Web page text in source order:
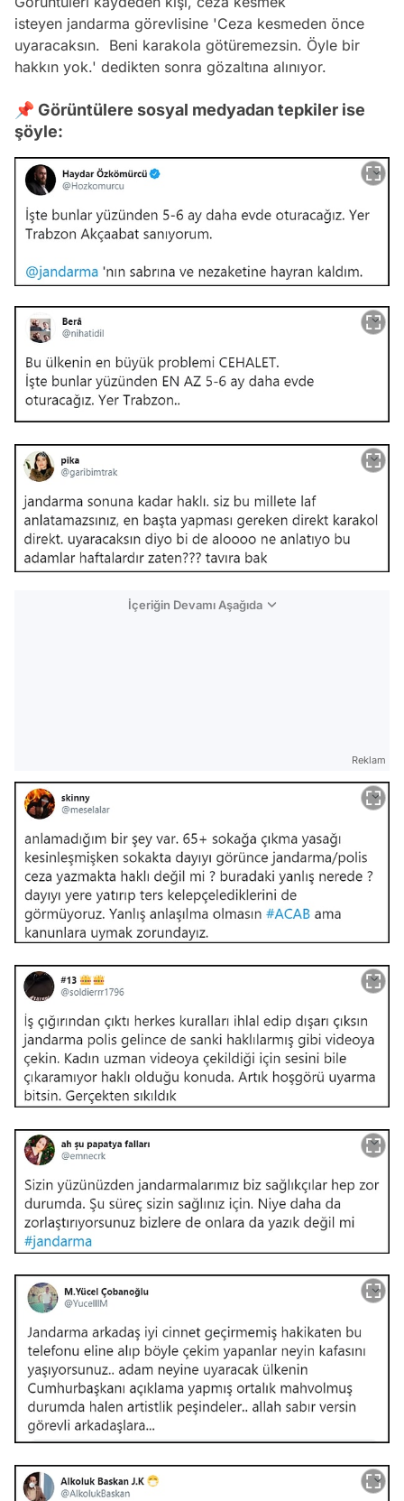
isteyen jandarma görevlisine 'Ceza kesmeden önce
uyaracaksın. Beni karakola götüremezsin. Öyle bir
hakkın yok.' dedikten sonra gözaltına alınıyor.
📌 Görüntülere sosyal medyadan tepkiler ise
şöyle:
İçeriğin Devamı Aşağıda
Reklam